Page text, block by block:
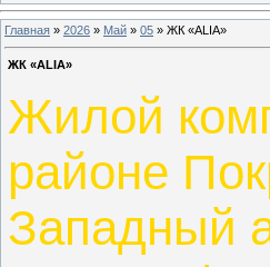
Главная » 2026 » Май » 05 » ЖК «ALIA»
ЖК «ALIA»
Жилой
районе
Западный